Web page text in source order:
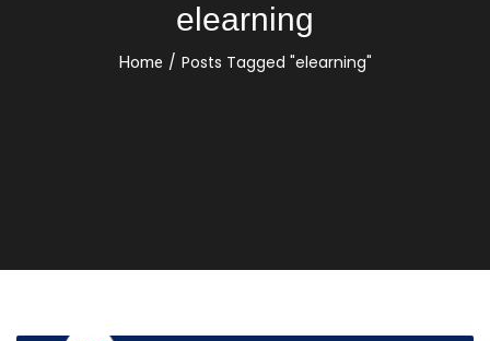
elearning
Home / Posts Tagged "elearning"